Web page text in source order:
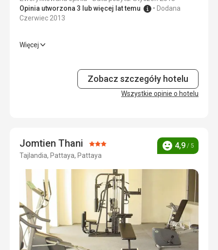
Usługi 5,0
Opinia utworzona 3 lub więcej lat temu
Dodana
Czerwiec 2013
3,0 / 5
3,0/ 5
Więcej
Zobacz szczegóły hotelu
Wszystkie opinie o hotelu
Jomtien Thani Ocena:
3/5
Tajlandia, Pattaya, Pattaya
Ocena
4,9 / 5